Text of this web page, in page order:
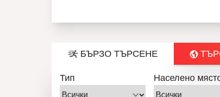
БЪРЗО ТЪРСЕНЕ
Тип Населено